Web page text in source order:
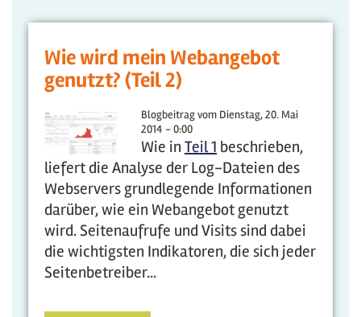
Wie wird mein Webangebot
genutzt? (Teil 2)
Blogbeitrag vom Dienstag, 20. Mai
2014 - 0:00
Wie in Teil 1 beschrieben,
liefert die Analyse der Log-Dateien des
Webservers grundlegende Informationen
darüber, wie ein Webangebot genutzt
wird. Seitenaufrufe und Visits sind dabei
die wichtigsten Indikatoren, die sich jeder
Seitenbetreiber...